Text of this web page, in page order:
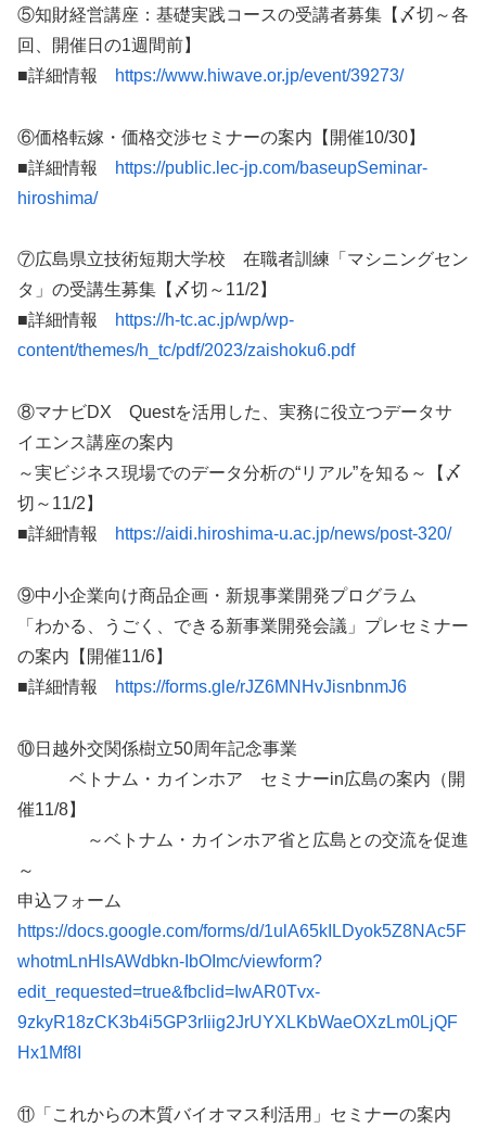
⑤知財経営講座：基礎実践コースの受講者募集【〆切～各
回、開催日の1週間前】
■詳細情報
https://www.hiwave.or.jp/event/39273/
⑥価格転嫁・価格交渉セミナーの案内【開催10/30】
■詳細情報
https://public.lec-jp.com/baseupSeminar-
hiroshima/
⑦広島県立技術短期大学校 在職者訓練「マシニングセン
タ」の受講生募集【〆切～11/2】
■詳細情報
https://h-tc.ac.jp/wp/wp-
content/themes/h_tc/pdf/2023/zaishoku6.pdf
⑧マナビDX Questを活用した、実務に役立つデータサ
イエンス講座の案内
～実ビジネス現場でのデータ分析の“リアル”を知る～【〆
切～11/2】
■詳細情報
https://aidi.hiroshima-u.ac.jp/news/post-320/
⑨中小企業向け商品企画・新規事業開発プログラム
「わかる、うごく、できる新事業開発会議」プレセミナー
の案内【開催11/6】
■詳細情報
https://forms.gle/rJZ6MNHvJisnbnmJ6
⑩日越外交関係樹立50周年記念事業
ベトナム・カインホア セミナーin広島の案内（開
催11/8】
～ベトナム・カインホア省と広島との交流を促進
～
申込フォーム
https://docs.google.com/forms/d/1ulA65kILDyok5Z8NAc5F
whotmLnHlsAWdbkn-IbOImc/viewform?
edit_requested=true&fbclid=IwAR0Tvx-
9zkyR18zCK3b4i5GP3rIiig2JrUYXLKbWaeOXzLm0LjQF
Hx1Mf8I
⑪「これからの木質バイオマス利活用」セミナーの案内